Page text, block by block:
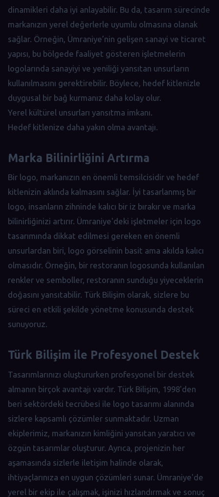
dinamikleri daha iyi anlayabilir. Bu da, tasarım sürecinde
markanızın yerel değerlerle uyumlu olmasına olanak
sağlar. Örneğin, Ümraniye’nin gelişen sanayi ve ticaret
yapısı, bu bölgede faaliyet gösteren işletmelerin
logolarında sanayiyi ve yeniliği yansıtan unsurların
kullanılmasını gerektirebilir. Böylece, hedef kitlenizle
duygusal bir bağ kurmanız daha kolay olur.
Yerel kültürel unsurları yansıtma imkanı.
Hedef kitlenize daha yakın olma avantajı.
Marka Bilinirliğini Artırma
Bir logo, markanızın en önemli temsilcisidir ve hedef
kitlenizin aklında kalmasını sağlar. İyi tasarlanmış bir
logo, insanların zihninde kalıcı bir iz bırakır ve marka
bilinirliğinizi artırır. Ümraniye'deki işletmeler için logo
tasarımında dikkat edilmesi gereken en önemli
unsurlardan biri, logo görselinin basit ama akılda kalıcı
olmasıdır. Örneğin, bir restoranın logosunda kullanılan
renkler ve semboller, restoranın sunduğu yiyeceklerin
doğasını yansıtabilir. Türk Bilişim olarak, sizlere bu
süreci en etkili şekilde yönetme konusunda destek
sunuyoruz.
Türk Bilişim ile Profesyonel Destek
Tasarımlarınızı oluştururken profesyonel bir destek
almanın birçok avantajı vardır. Türk Bilişim, 1998'den
beri sektördeki tecrübesi ile logo tasarımı alanında
sizlere kapsamlı çözümler sunmaktadır. Uzman
ekiplerimiz, markanızın kimliğini yansıtan yaratıcı ve
özgün tasarımlar oluşturur. Ayrıca, projenizin her
aşamasında sizlerle iletişim halinde olarak,
ihtiyaçlarınıza en uygun çözümleri sunar. Ümraniye'de
yerel bir ekip ile çalışmak, işinizi hızlandırmak ve sonuç